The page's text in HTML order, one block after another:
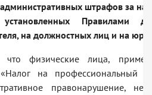
штрафов за
Правилами
на должностных лиц и на
что физические лица,
на профессиональный
правонарушение,